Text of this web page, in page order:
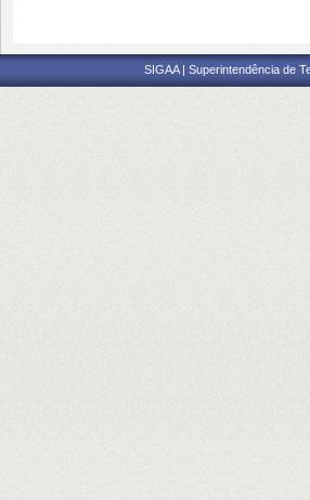
SIGAA | Superintendência de